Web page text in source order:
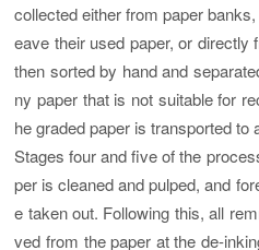
collected either from paper
eave their used paper, or
then sorted by hand and
ny paper that is not suitable for
he graded paper is transported to
Stages four and five of the
per is cleaned and pulped, and
e taken out. Following this, all
ved from the paper at the de-